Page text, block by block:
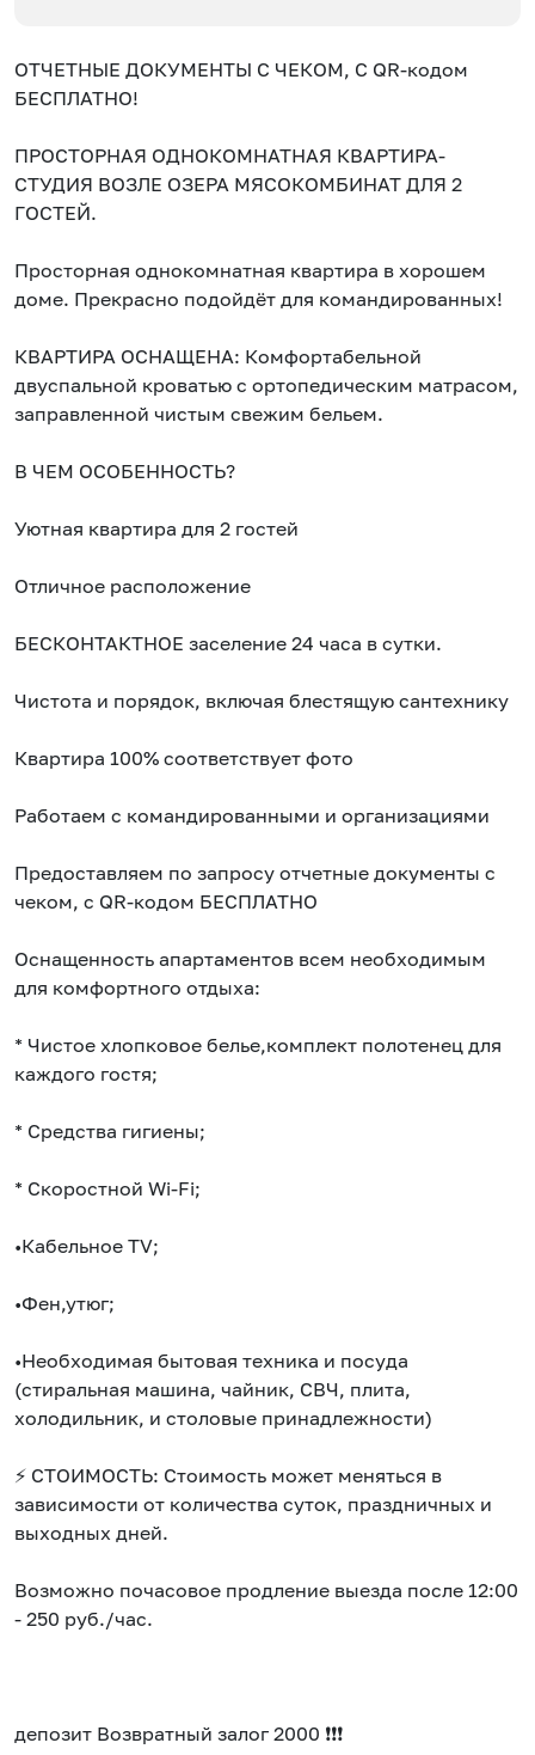
ОТЧEТНЫЕ ДOКУМEНТЫ С ЧЕКОМ, С QR-кодом
БЕСПЛАТНО!
ПРОСТОРНАЯ ОДНОКОМНАТНАЯ КВАРТИРА-
СТУДИЯ ВОЗЛЕ ОЗЕРА МЯСОКОМБИНАТ ДЛЯ 2
ГОСТЕЙ.
Просторная однокомнатная квартира в хорошем
доме. Прекрасно подойдёт для командированных!
КВАРТИРА ОСНАЩЕНА: Комфортабельной
двуспальной кроватью с ортопедическим матрасом,
заправленной чистым свежим бельем.
В ЧЕМ ОСОБЕННОСТЬ?
Уютная квартира для 2 гостей
Отличное расположение
БЕСКОНТАКТНОЕ заселение 24 часа в сутки.
Чистота и порядок, включая блестящую сантехнику
Квартира 100% соответствует фото
Работаем с командированными и организациями
Предоставляем по запросу отчетные документы с
чеком, с QR-кодом БЕСПЛАТНО
Оснащенность апартаментов всем необходимым
для комфортного отдыха:
* Чистое хлопковое белье,комплект полотенец для
каждого гостя;
* Средства гигиены;
* Скоростной Wi-Fi;
•Кабельноe TV;
•Фен,утюг;
•Необходимая бытовая техника и посуда
(стиральная машина, чайник, СВЧ, плита,
холодильник, и столовые принадлежности)
⚡ СТОИМОСТЬ: Стоимость может меняться в
зависимости от количества суток, праздничных и
выходных дней.
Возможно почасовое продление выезда после 12:00
- 250 руб./час.
депозит Возвратный залог 2000 ❗❗❗